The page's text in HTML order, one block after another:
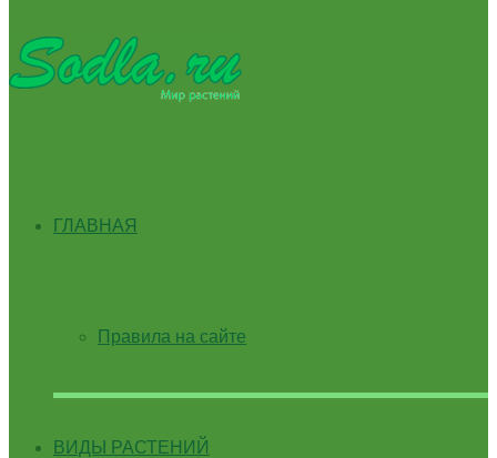
ГЛАВНАЯ
Правила на сайте
ВИДЫ РАСТЕНИЙ